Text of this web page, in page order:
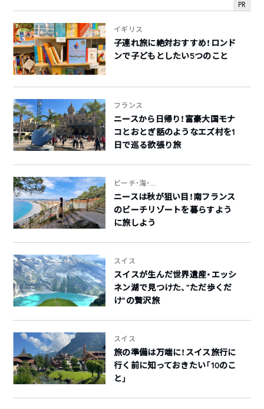
PR
イギリス
子連れ旅に絶対おすすめ！ロンド
ンで子どもとしたい5つのこと
フランス
ニースから日帰り！富豪大国モナ
コとおとぎ話のようなエズ村を1
日で巡る欲張り旅
ビーチ・海・...
ニースは秋が狙い目！南フランス
のビーチリゾートを暮らすよう
に旅しよう
スイス
スイスが生んだ世界遺産・エッシ
ネン湖で見つけた、”ただ歩くだ
け”の贅沢旅
スイス
旅の準備は万端に！スイス旅行に
行く前に知っておきたい「10のこ
と」